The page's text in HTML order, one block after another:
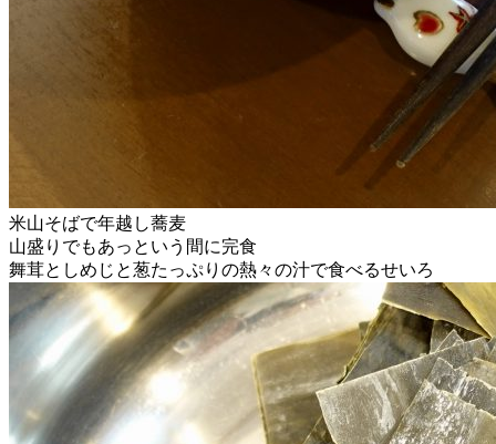
米山そばで年越し蕎麦
山盛りでもあっという間に完食
舞茸としめじと葱たっぷりの熱々の汁で食べるせいろ